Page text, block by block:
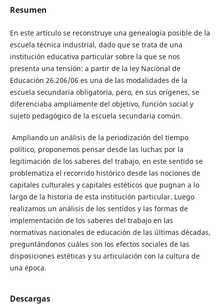
Resumen
En este artículo se reconstruye una genealogía posible de la
escuela técnica industrial, dado que se trata de una
institución educativa particular sobre la que se nos
presenta una tensión: a partir de la ley Nacional de
Educación 26.206/06 es una de las modalidades de la
escuela secundaria obligatoria, pero, en sus orígenes, se
diferenciaba ampliamente del objetivo, función social y
sujeto pedagógico de la escuela secundaria común.
Ampliando un análisis de la periodización del tiempo
político, proponemos pensar desde las luchas por la
legitimación de los saberes del trabajo, en este sentido se
problematiza el recorrido histórico desde las nociones de
capitales culturales y capitales estéticos que pugnan a lo
largo de la historia de esta institución particular. Luego
realizamos un análisis de los sentidos y las formas de
implementación de los saberes del trabajo en las
normativas nacionales de educación de las últimas décadas,
preguntándonos cuáles son los efectos sociales de las
disposiciones estéticas y su articulación con la cultura de
una época.
Descargas